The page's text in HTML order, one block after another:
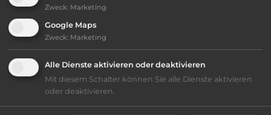
Geräuschkulisse: überwiegend ruhig
Grasgelände, Wiese
Zweck: Marketing
Google Maps
Zweck: Marketing
Alle Dienste aktivieren oder deaktivieren
Mit diesem Schalter können Sie alle Dienste aktivieren
oder deaktivieren.